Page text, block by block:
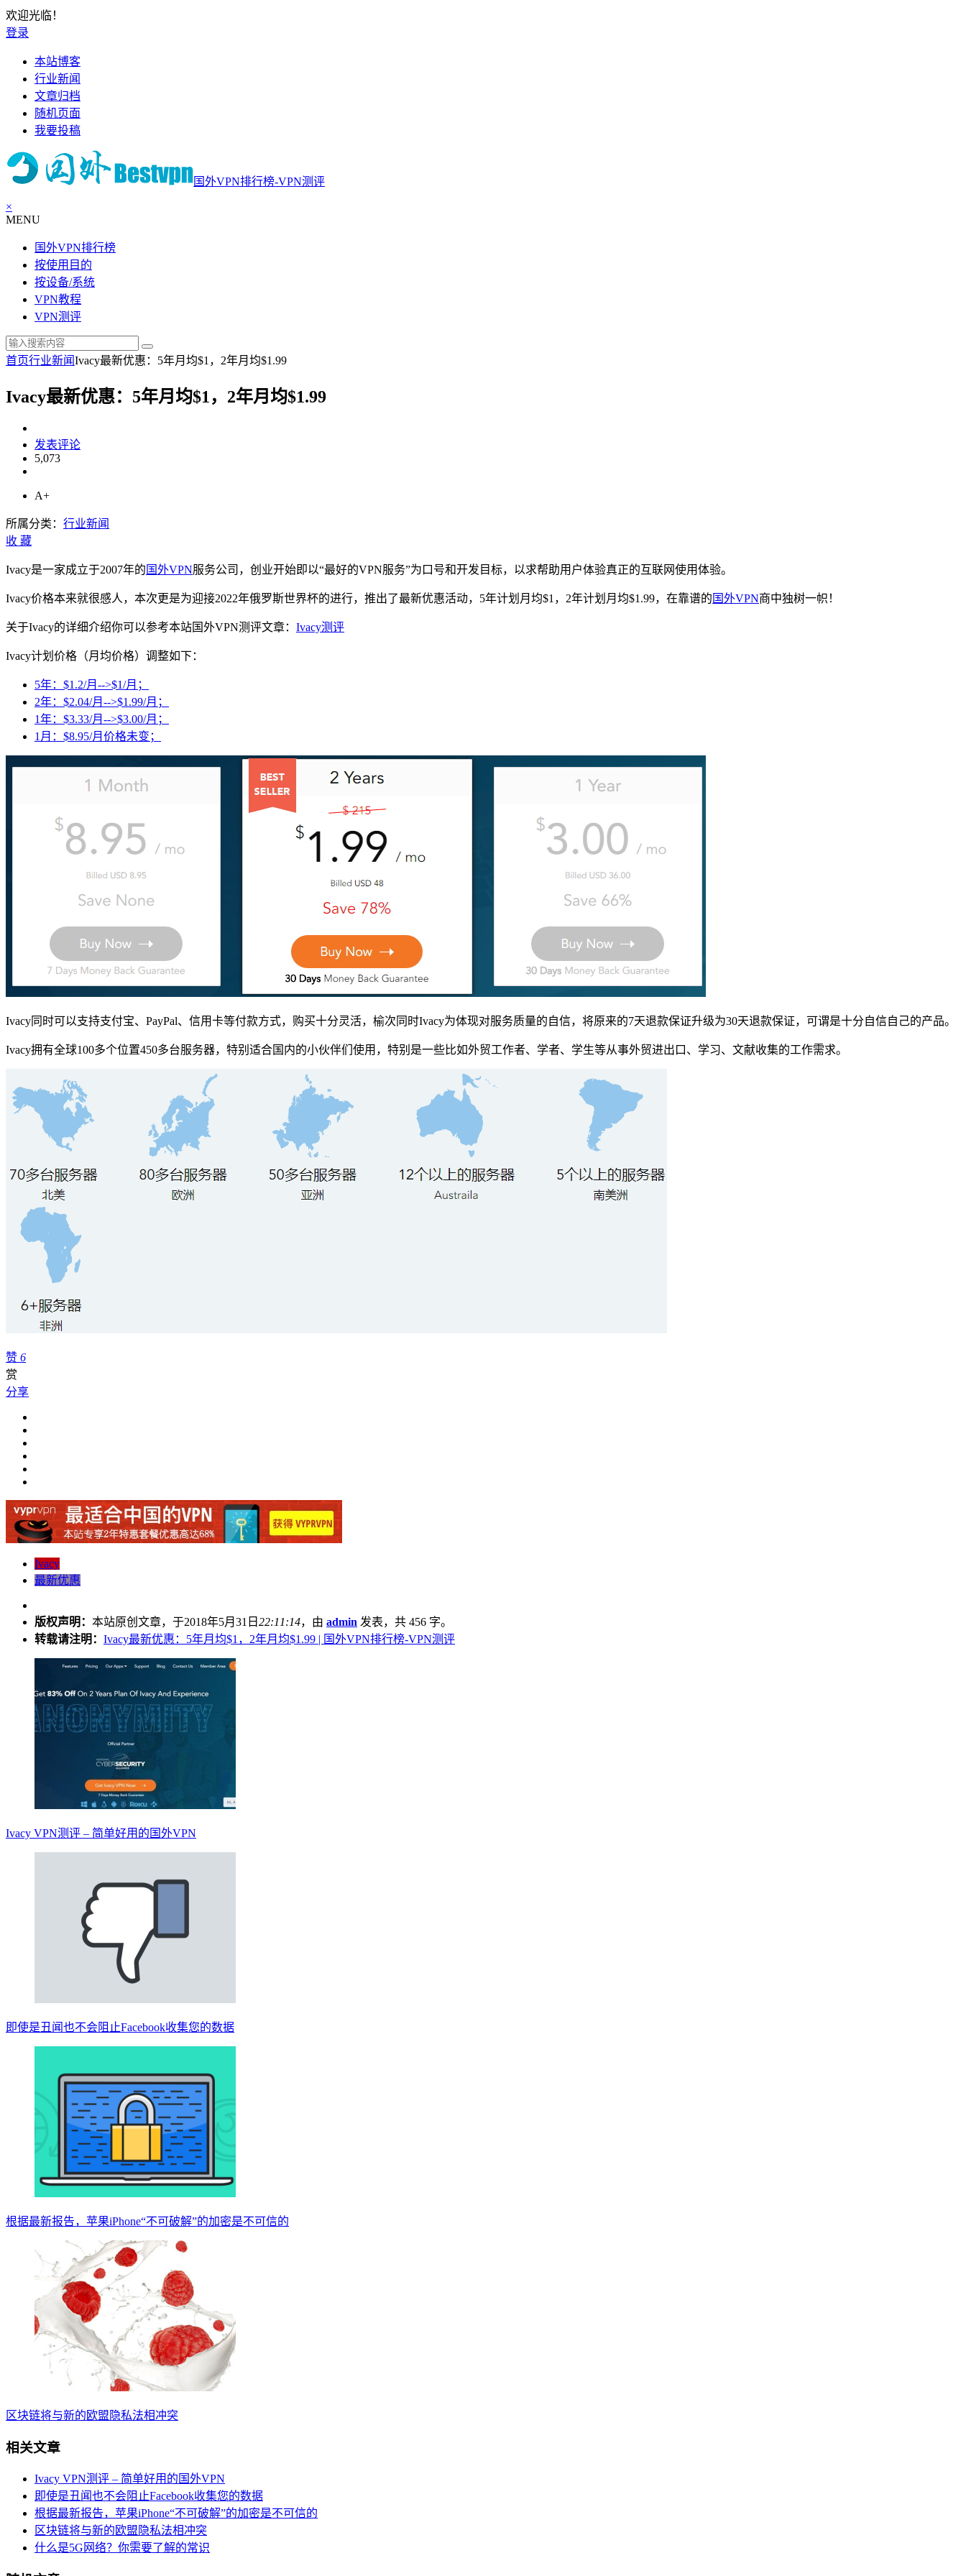
欢迎光临！
登录
本站博客
行业新闻
文章归档
随机页面
我要投稿
国外VPN排行榜-VPN测评
×
MENU
国外VPN排行榜
按使用目的
按设备/系统
VPN教程
VPN测评
首页行业新闻Ivacy最新优惠：5年月均$1，2年月均$1.99
Ivacy最新优惠：5年月均$1，2年月均$1.99
发表评论
5,073
A+
所属分类： 行业新闻
收 藏
Ivacy是一家成立于2007年的 国外VPN服务公司，创业开始即以“最好的VPN服务”为口号和开发目标， 以求帮助用户体验真正的互联网使用体验。
Ivacy价格本来就很感人，本次更是为迎接2022年俄罗斯世界杯的进行，推出了最新优惠活动，5年计划月均$1，2年计划月均$1.99，在靠谱的 国外VPN商中独树一帜！
关于Ivacy的详细介绍你可以参考本站国外VPN测评文章： Ivacy测评
Ivacy计划价格（月均价格）调整如下：
5年：$1.2/月-->$1/月；
2年：$2.04/月-->$1.99/月；
1年：$3.33/月-->$3.00/月；
1月：$8.95/月价格未变；
Ivacy同时可以支持支付宝、PayPal、信用卡等付款方式，购买十分灵活，榆次同时Ivacy为体现对服务质量的自信，将原来的7天退款保证升级为30天退款保证，可谓是十分自信自己的产品。
Ivacy拥有全球100多个位置450多台服务器，特别适合国内的小伙伴们使用，特别是一些比如外贸工作者、学者、学生等从事外贸进出口、学习、文献收集的工作需求。
赞 6
赏
分享
Ivacy
最新优惠
版权声明： 本站原创文章，于2018年5月31日 22:11:14，由 admin 发表，共 456 字。
转载请注明： Ivacy最新优惠：5年月均$1，2年月均$1.99 | 国外VPN排行榜-VPN测评
Ivacy VPN测评 – 简单好用的国外VPN
即使是丑闻也不会阻止Facebook收集您的数据
根据最新报告，苹果iPhone“不可破解”的加密是不可信的
区块链将与新的欧盟隐私法相冲突
相关文章
Ivacy VPN测评 – 简单好用的国外VPN
即使是丑闻也不会阻止Facebook收集您的数据
根据最新报告，苹果iPhone“不可破解”的加密是不可信的
区块链将与新的欧盟隐私法相冲突
什么是5G网络？你需要了解的常识